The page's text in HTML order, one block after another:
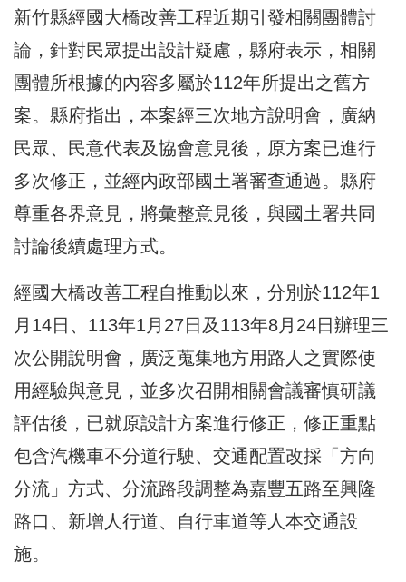
新竹縣經國大橋改善工程近期引發相關團體討
論，針對民眾提出設計疑慮，縣府表示，相關
團體所根據的內容多屬於112年所提出之舊方
案。縣府指出，本案經三次地方說明會，廣納
民眾、民意代表及協會意見後，原方案已進行
多次修正，並經內政部國土署審查通過。縣府
尊重各界意見，將彙整意見後，與國土署共同
討論後續處理方式。
經國大橋改善工程自推動以來，分別於112年1
月14日、113年1月27日及113年8月24日辦理三
次公開說明會，廣泛蒐集地方用路人之實際使
用經驗與意見，並多次召開相關會議審慎研議
評估後，已就原設計方案進行修正，修正重點
包含汽機車不分道行駛、交通配置改採「方向
分流」方式、分流路段調整為嘉豐五路至興隆
路口、新增人行道、自行車道等人本交通設
施。